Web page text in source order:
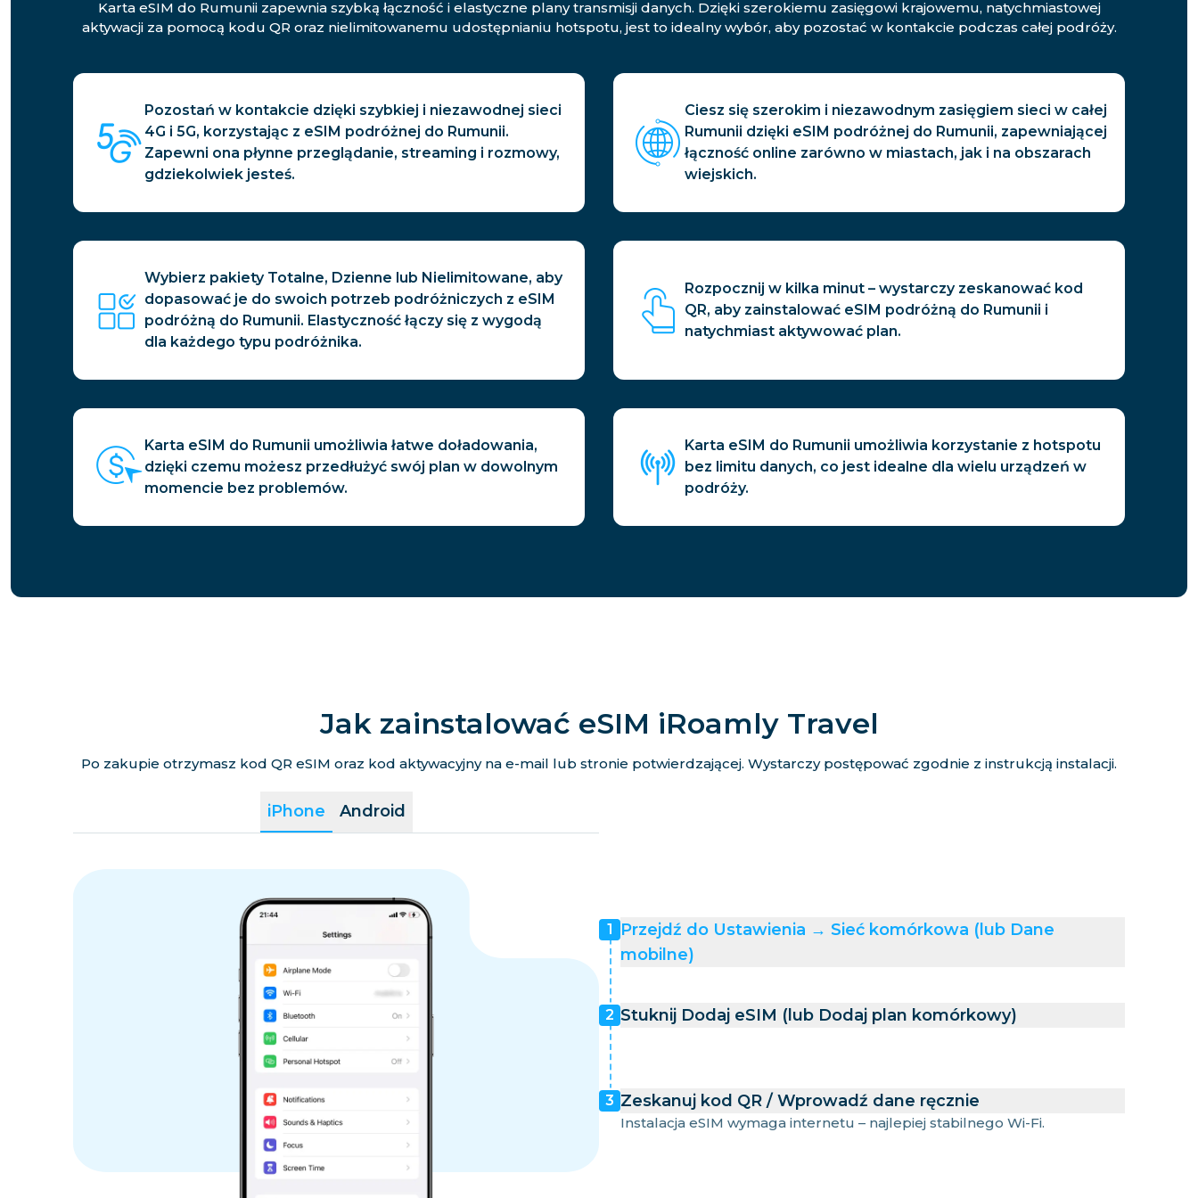
Karta eSIM do Rumunii zapewnia szybką łączność i elastyczne plany transmisji danych. Dzięki szerokiemu zasięgowi krajowemu, natychmiastowej
aktywacji za pomocą kodu QR oraz nielimitowanemu udostępnianiu hotspotu, jest to idealny wybór, aby pozostać w kontakcie podczas całej podróży.
Pozostań w kontakcie dzięki szybkiej i niezawodnej sieci
4G i 5G, korzystając z eSIM podróżnej do Rumunii.
Zapewni ona płynne przeglądanie, streaming i rozmowy,
gdziekolwiek jesteś.
Ciesz się szerokim i niezawodnym zasięgiem sieci w całej
Rumunii dzięki eSIM podróżnej do Rumunii, zapewniającej
łączność online zarówno w miastach, jak i na obszarach
wiejskich.
Wybierz pakiety Totalne, Dzienne lub Nielimitowane, aby
dopasować je do swoich potrzeb podróżniczych z eSIM
podróżną do Rumunii. Elastyczność łączy się z wygodą
dla każdego typu podróżnika.
Rozpocznij w kilka minut – wystarczy zeskanować kod
QR, aby zainstalować eSIM podróżną do Rumunii i
natychmiast aktywować plan.
Karta eSIM do Rumunii umożliwia łatwe doładowania,
dzięki czemu możesz przedłużyć swój plan w dowolnym
momencie bez problemów.
Karta eSIM do Rumunii umożliwia korzystanie z hotspotu
bez limitu danych, co jest idealne dla wielu urządzeń w
podróży.
Jak zainstalować eSIM iRoamly Travel
Po zakupie otrzymasz kod QR eSIM oraz kod aktywacyjny na e-mail lub stronie potwierdzającej. Wystarczy postępować zgodnie z instrukcją instalacji.
iPhone Android
1
Przejdź do Ustawienia → Sieć komórkowa (lub Dane
mobilne)
2 Stuknij Dodaj eSIM (lub Dodaj plan komórkowy)
3 Zeskanuj kod QR / Wprowadź dane ręcznie
Instalacja eSIM wymaga internetu – najlepiej stabilnego Wi-Fi.